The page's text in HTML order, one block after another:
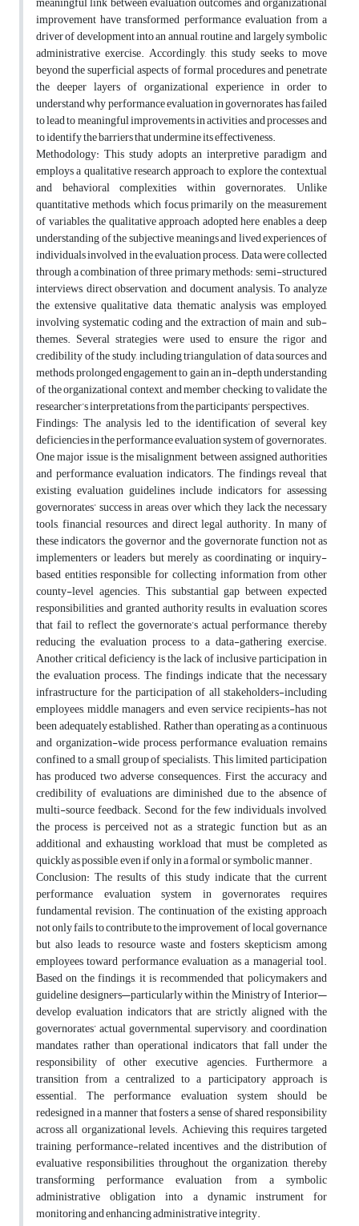
improvement have transformed performance evaluation from a
driver of development into an annual, routine, and largely symbolic
administrative exercise. Accordingly, this study seeks to move
beyond the superficial aspects of formal procedures and penetrate
the deeper layers of organizational experience in order to
understand why performance evaluation in governorates has failed
to lead to meaningful improvements in activities and processes, and
to identify the barriers that undermine its effectiveness.
Methodology: This study adopts an interpretive paradigm and
employs a qualitative research approach to explore the contextual
and behavioral complexities within governorates. Unlike
quantitative methods, which focus primarily on the measurement
of variables, the qualitative approach adopted here enables a deep
understanding of the subjective meanings and lived experiences of
individuals involved in the evaluation process. Data were collected
through a combination of three primary methods: semi-structured
interviews, direct observation, and document analysis. To analyze
the extensive qualitative data, thematic analysis was employed,
involving systematic coding and the extraction of main and sub-
themes. Several strategies were used to ensure the rigor and
credibility of the study, including triangulation of data sources and
methods, prolonged engagement to gain an in-depth understanding
of the organizational context, and member checking to validate the
researcher’s interpretations from the participants’ perspectives.
Findings: The analysis led to the identification of several key
deficiencies in the performance evaluation system of governorates.
One major issue is the misalignment between assigned authorities
and performance evaluation indicators. The findings reveal that
existing evaluation guidelines include indicators for assessing
governorates’ success in areas over which they lack the necessary
tools, financial resources, and direct legal authority. In many of
these indicators, the governor and the governorate function not as
implementers or leaders, but merely as coordinating or inquiry-
based entities responsible for collecting information from other
county-level agencies. This substantial gap between expected
responsibilities and granted authority results in evaluation scores
that fail to reflect the governorate’s actual performance, thereby
reducing the evaluation process to a data-gathering exercise.
Another critical deficiency is the lack of inclusive participation in
the evaluation process. The findings indicate that the necessary
infrastructure for the participation of all stakeholders-including
employees, middle managers, and even service recipients-has not
been adequately established. Rather than operating as a continuous
and organization-wide process, performance evaluation remains
confined to a small group of specialists. This limited participation
has produced two adverse consequences. First, the accuracy and
credibility of evaluations are diminished due to the absence of
multi-source feedback. Second, for the few individuals involved,
the process is perceived not as a strategic function but as an
additional and exhausting workload that must be completed as
quickly as possible, even if only in a formal or symbolic manner.
Conclusion: The results of this study indicate that the current
performance evaluation system in governorates requires
fundamental revision. The continuation of the existing approach
not only fails to contribute to the improvement of local governance
but also leads to resource waste and fosters skepticism among
employees toward performance evaluation as a managerial tool.
Based on the findings, it is recommended that policymakers and
guideline designers—particularly within the Ministry of Interior—
develop evaluation indicators that are strictly aligned with the
governorates’ actual governmental, supervisory, and coordination
mandates, rather than operational indicators that fall under the
responsibility of other executive agencies. Furthermore, a
transition from a centralized to a participatory approach is
essential. The performance evaluation system should be
redesigned in a manner that fosters a sense of shared responsibility
across all organizational levels. Achieving this requires targeted
training, performance-related incentives, and the distribution of
evaluative responsibilities throughout the organization, thereby
transforming performance evaluation from a symbolic
administrative obligation into a dynamic instrument for
monitoring and enhancing administrative integrity.